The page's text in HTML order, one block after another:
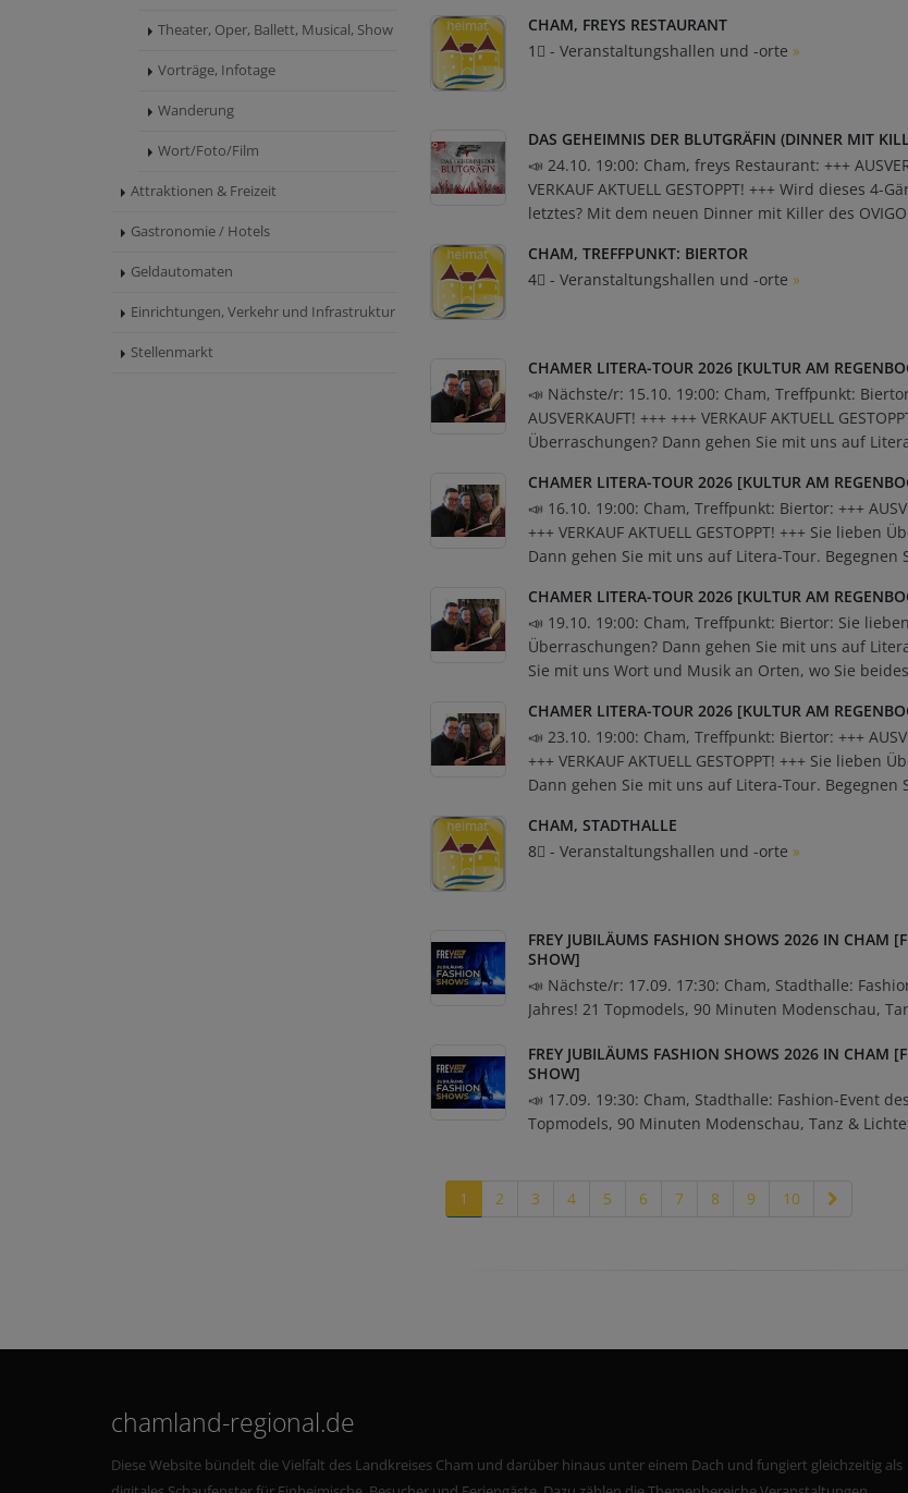
Theater, Oper, Ballett, Musical, Show
Vorträge, Infotage
Wanderung
Wort/Foto/Film
Attraktionen & Freizeit
Gastronomie / Hotels
Geldautomaten
Einrichtungen, Verkehr und Infrastruktur
Stellenmarkt
CHAM, FREYS RESTAURANT
1⃣ - Veranstaltungshallen und -orte »
DAS GEHEIMNIS DER BLUTGRÄFIN (DINNER MIT
📣 24.10. 19:00: Cham, freys Restaurant: +++
VERKAUF AKTUELL GESTOPPT! +++ Wird dieses 4-
letztes? Mit dem neuen Dinner mit Killer des
CHAM, TREFFPUNKT: BIERTOR
4⃣ - Veranstaltungshallen und -orte »
CHAMER LITERA-TOUR 2026 [KULTUR AM
📣 Nächste/r: 15.10. 19:00: Cham, Treffpunkt:
AUSVERKAUFT! +++ +++ VERKAUF AKTUELL
Überraschungen? Dann gehen Sie mit uns auf
CHAMER LITERA-TOUR 2026 [KULTUR AM
📣 16.10. 19:00: Cham, Treffpunkt: Biertor: +++
+++ VERKAUF AKTUELL GESTOPPT! +++ Sie lieben
Dann gehen Sie mit uns auf Litera-Tour. Begegnen
CHAMER LITERA-TOUR 2026 [KULTUR AM
📣 19.10. 19:00: Cham, Treffpunkt: Biertor: Sie lieben
Überraschungen? Dann gehen Sie mit uns auf
Sie mit uns Wort und Musik an Orten, wo Sie beides
CHAMER LITERA-TOUR 2026 [KULTUR AM
📣 23.10. 19:00: Cham, Treffpunkt: Biertor: +++
+++ VERKAUF AKTUELL GESTOPPT! +++ Sie lieben
Dann gehen Sie mit uns auf Litera-Tour. Begegnen
CHAM, STADTHALLE
8⃣ - Veranstaltungshallen und -orte »
FREY JUBILÄUMS FASHION SHOWS 2026 IN CHAM
SHOW]
📣 Nächste/r: 17.09. 17:30: Cham, Stadthalle:
Jahres! 21 Topmodels, 90 Minuten Modenschau,
FREY JUBILÄUMS FASHION SHOWS 2026 IN CHAM
SHOW]
📣 17.09. 19:30: Cham, Stadthalle: Fashion-Event
Topmodels, 90 Minuten Modenschau, Tanz &
1 2 3 4 5 6 7 8 9 10
chamland-regional.de
Diese Website bündelt die Vielfalt des Landkreises Cham und darüber hinaus unter einem Dach und fungiert gleichzeitig als